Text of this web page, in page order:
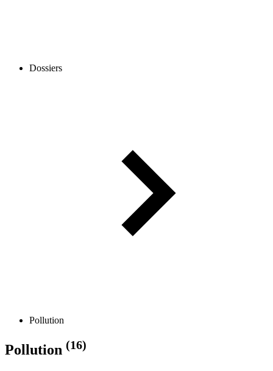
Dossiers
Pollution
Pollution (16)